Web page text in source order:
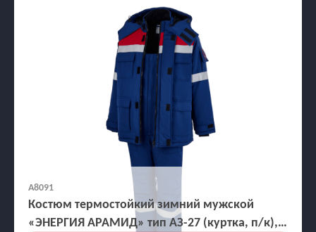
А8091
Костюм термостойкий зимний мужской
«ЭНЕРГИЯ АРАМИД» тип АЗ-27 (куртка, п/к),